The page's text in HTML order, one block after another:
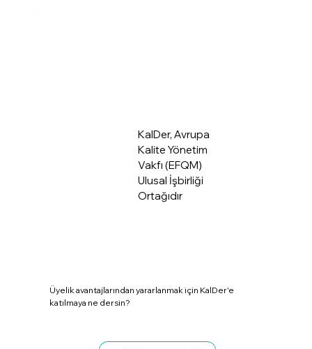
KalDer, Avrupa
Kalite Yönetim
Vakfı (EFQM)
Ulusal İşbirliği
Ortağıdır
Üyelik avantajlarından yararlanmak için KalDer'e
katılmaya ne dersin?